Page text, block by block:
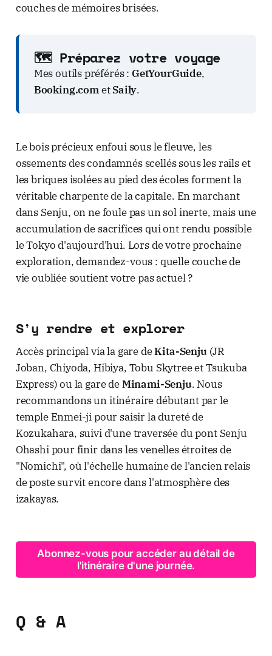
couches de mémoires brisées.
🗺️ Préparez votre voyage
Mes outils préférés : GetYourGuide,
Booking.cometSaily.
Le bois précieux enfoui sous le fleuve, les
ossements des condamnés scellés sous les rails et
les briques isolées au pied des écoles forment la
véritable charpente de la capitale. En marchant
dans Senju, on ne foule pas un sol inerte, mais une
accumulation de sacrifices qui ont rendu possible
le Tokyo d'aujourd'hui. Lors de votre prochaine
exploration, demandez-vous : quelle couche de
vie oubliée soutient votre pas actuel ?
S'y rendre et explorer
Accès principal via la gare deKita-Senju(JR
Joban, Chiyoda, Hibiya, Tobu Skytree et Tsukuba
Express) ou la gare deMinami-Senju. Nous
recommandons un itinéraire débutant par le
temple Enmei-ji pour saisir la dureté de
Kozukahara, suivi d'une traversée du pont Senju
Ohashi pour finir dans les venelles étroites de
"Nomichi", où l'échelle humaine de l'ancien relais
de poste survit encore dans l'atmosphère des
izakayas.
Abonnez-vous pour accéder au détail de
l'itinéraire d'une journée.
Q & A